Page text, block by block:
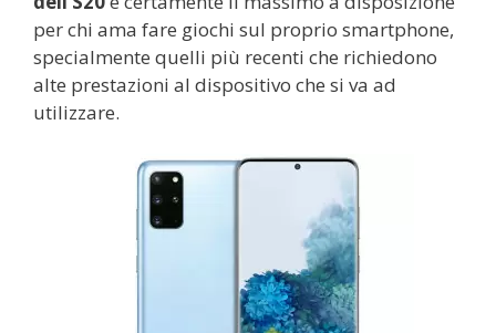
per chi ama fare giochi sul proprio smartphone,
specialmente quelli più recenti che richiedono
alte prestazioni al dispositivo che si va ad
utilizzare.